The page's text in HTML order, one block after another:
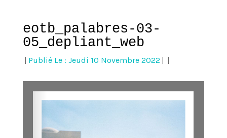
eotb_palabres-03-
05_depliant_web
Publié Le : Jeudi 10 Novembre 2022